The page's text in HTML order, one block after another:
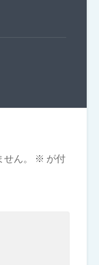
ん。 ※ が付